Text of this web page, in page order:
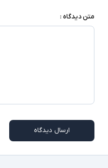
متن دیدگاه :
ارسال دیدگاه